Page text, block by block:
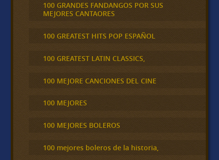
100 GRANDES FANDANGOS POR SUS
MEJORES CANTAORES
100 GREATEST HITS POP ESPAÑOL
100 GREATEST LATIN CLASSICS,
100 MEJORE CANCIONES DEL CINE
100 MEJORES
100 MEJORES BOLEROS
100 mejores boleros de la historia,